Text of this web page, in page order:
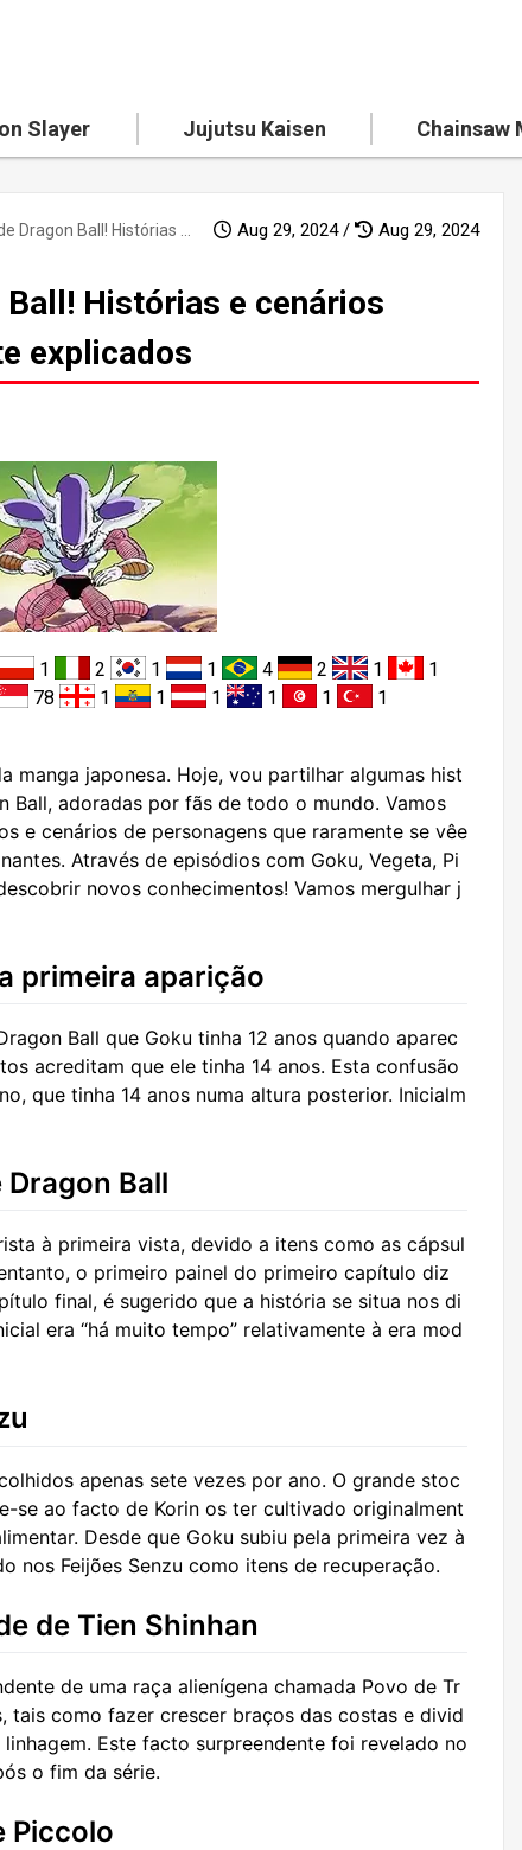
Slayer Jujutsu Kaisen Chainsaw
Aug 29, 2024 / Aug 29, 2024
Histórias e cenários
explicados
1 2 1 1 4 2 1
1
78 1 1 1 1 1 1
manga japonesa. Hoje, vou partilhar algumas hist
Ball, adoradas por fãs de todo o mundo. Vamos
e cenários de personagens que raramente se vêe
Através de episódios com Goku, Vegeta, Pi
novos conhecimentos! Vamos mergulhar j
primeira aparição
Ball que Goku tinha 12 anos quando aparec
acreditam que ele tinha 14 anos. Esta confusão
que tinha 14 anos numa altura posterior. Inicialm
Ball
à primeira vista, devido a itens como as cápsul
o primeiro painel do primeiro capítulo diz
final, é sugerido que a história se situa nos di
era “há muito tempo” relativamente à era mod
apenas sete vezes por ano. O grande stoc
se ao facto de Korin os ter cultivado originalment
Desde que Goku subiu pela primeira vez à
nos Feijões Senzu como itens de recuperação.
de Tien Shinhan
de uma raça alienígena chamada Povo de Tr
tais como fazer crescer braços das costas e divid
Este facto surpreendente foi revelado no
o fim da série.
Piccolo